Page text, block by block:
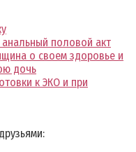
половой акт
о своем здоровье и
дочь
к ЭКО и при